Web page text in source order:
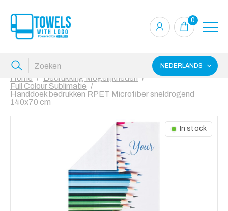
0
NEDERLANDS
Home
Bedrukking Mogelijkheden
Full Colour Sublimatie
Handdoek bedrukken RPET Microfiber sneldrogend
140x70 cm
In stock